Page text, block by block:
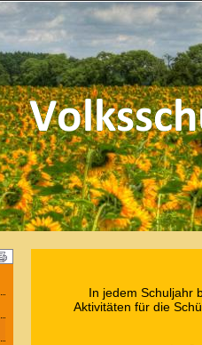
In jedem Schuljahr
Aktivitäten für die